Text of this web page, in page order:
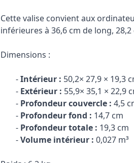
Cette valise convient aux
inférieures à 36,6 cm de long,
Dimensions :
-Intérieur : 50,2× 27,9 × 19,3
- Extérieur : 55,9× 35,1 × 22,9
- Profondeur couvercle : 4,5
- Profondeur fond : 14,7 cm
- Profondeur totale : 19,3 cm
-Volume intérieur : 0,027 m³